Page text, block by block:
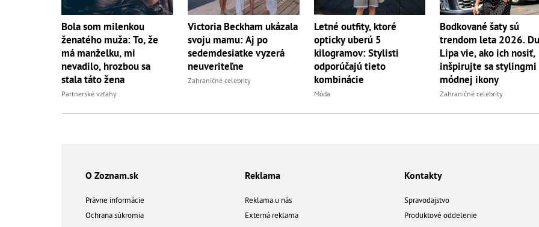
Bola som milenkou
ženatého muža: To, že
má manželku, mi
nevadilo, hrozbou sa
stala táto žena
Partnerské vzťahy
Victoria Beckham ukázala
svoju mamu: Aj po
sedemdesiatke vyzerá
neuveriteľne
Zahraničné celebrity
Letné outfity, ktoré
opticky uberú 5
kilogramov: Stylisti
odporúčajú tieto
kombinácie
Móda
Bodkované šaty sú
trendom leta 2026.
Lipa vie, ako ich nosiť,
inšpirujte sa stylingmi
módnej ikony
Zahraničné celebrity
O Zoznam.sk
Právne informácie
Ochrana súkromia
Reklama
Reklama u nás
Externá reklama
Kontakty
Spravodajstvo
Produktové oddelenie